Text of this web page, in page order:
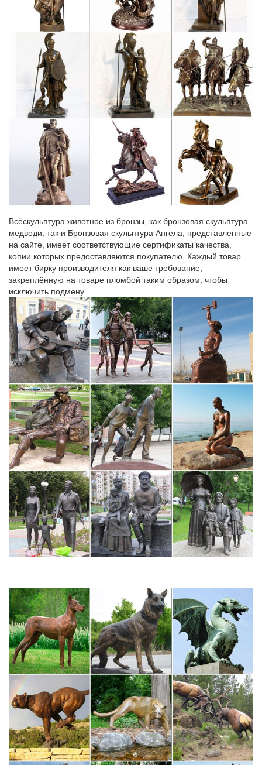
Всёскульптура животное из бронзы, как бронзовая скульптура
медведи, так и Бронзовая скульптура Ангела, представленные
на сайте, имеет соответствующие сертификаты качества,
копии которых предоставляются покупателю. Каждый товар
имеет бирку производителя как ваше требование,
закреплённую на товаре пломбой таким образом, чтобы
исключить подмену.